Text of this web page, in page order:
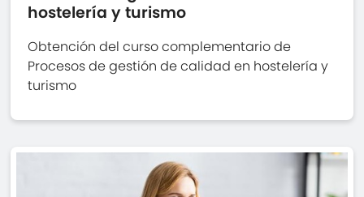
hostelería y turismo
Obtención del curso complementario de
Procesos de gestión de calidad en hostelería y
turismo